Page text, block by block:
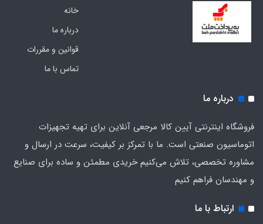
خانه
درباره ما
قوانین و مقررات
تماس با ما
درباره ما
فروشگاه اینترنتی آیین کالا مرجعی آنلاین برای تهیه تجهیزات
اتوماسیون صنعتی است. ما با تمرکز بر کیفیت، سرعت در ارسال و
مشاوره تخصصی، تلاش می‌کنیم خریدی مطمئن و ساده برای صنایع
و مهندسان فراهم کنیم
ارتباط با ما